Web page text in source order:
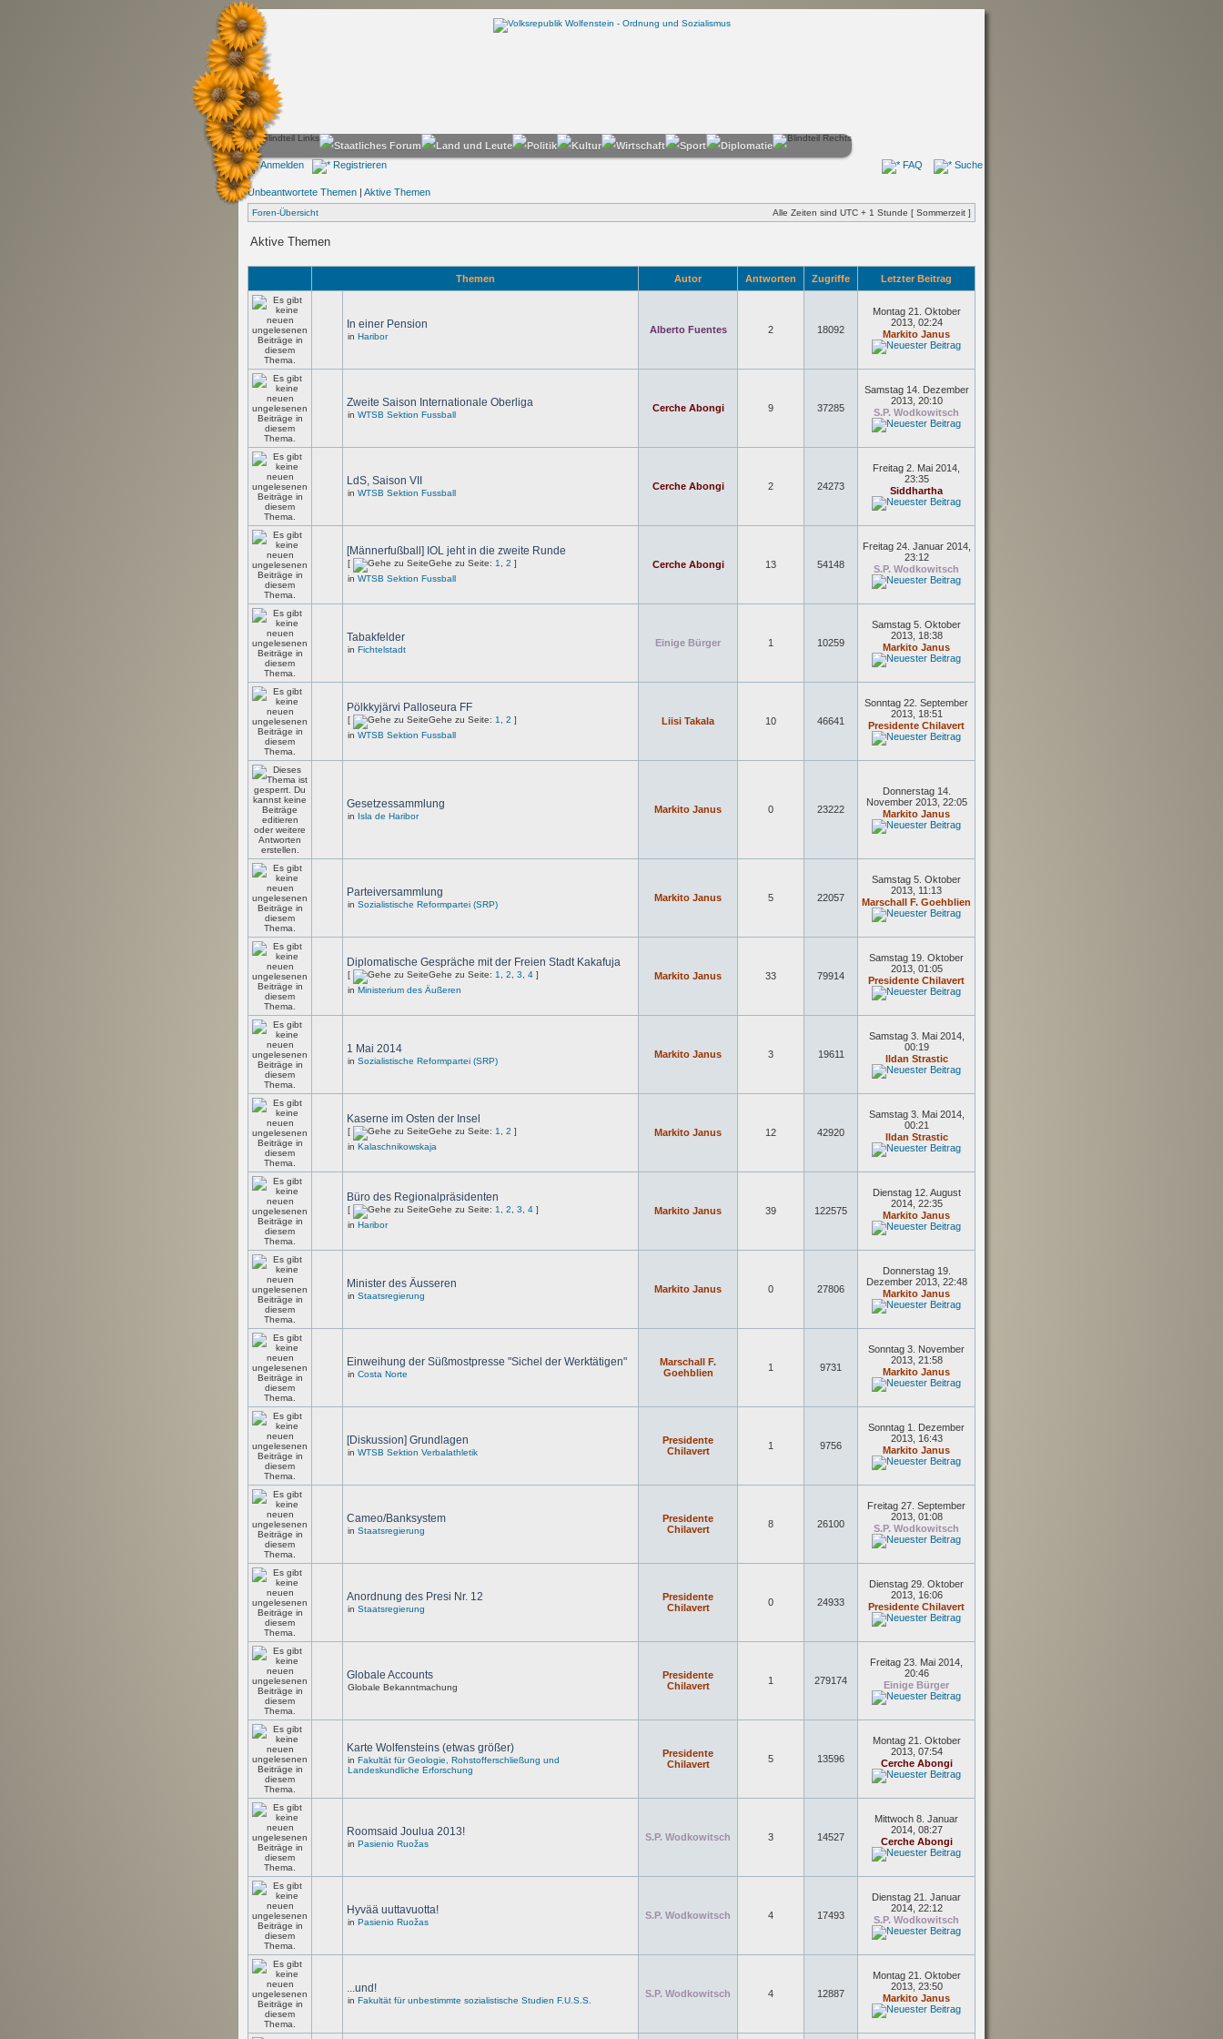
Anmelden Registrieren FAQ Suche
Unbeantwortete Themen | Aktive Themen
Foren-Übersicht Alle Zeiten sind UTC + 1 Stunde [ Sommerzeit ]
Aktive Themen
Themen Autor Antworten Zugriffe Letzter Beitrag
In einer Pension
in Haribor
Alberto Fuentes 2 18092
Montag 21. Oktober
2013, 02:24
Markito Janus
Zweite Saison Internationale Oberliga
in WTSB Sektion Fussball
Cerche Abongi 9 37285
Samstag 14. Dezember
2013, 20:10
S.P. Wodkowitsch
LdS, Saison VII
in WTSB Sektion Fussball
Cerche Abongi 2 24273
Freitag 2. Mai 2014,
23:35
Siddhartha
[Männerfußball] IOL jeht in die zweite Runde
[ Gehe zu Seite: 1 2 ]
in WTSB Sektion Fussball
Cerche Abongi 13 54148
Freitag 24. Januar 2014,
23:12
S.P. Wodkowitsch
Tabakfelder
in Fichtelstadt
Einige Bürger 1 10259
Samstag 5. Oktober
2013, 18:38
Markito Janus
Pölkkyjärvi Palloseura FF
[ Gehe zu Seite: 1 2 ]
in WTSB Sektion Fussball
Liisi Takala 10 46641
Sonntag 22. September
2013, 18:51
Presidente Chilavert
Gesetzessammlung
in Isla de Haribor
Markito Janus 0 23222
Donnerstag 14.
November 2013, 22:05
Markito Janus
Parteiversammlung
in Sozialistische Reformpartei (SRP)
Markito Janus 5 22057
Samstag 5. Oktober
2013, 11:13
Marschall F. Goehblien
Diplomatische Gespräche mit der Freien Stadt Kakafuja
[ Gehe zu Seite: 1 2 3 4 ]
in Ministerium des Äußeren
Markito Janus 33 79914
Samstag 19. Oktober
2013, 01:05
Presidente Chilavert
1 Mai 2014
in Sozialistische Reformpartei (SRP)
Markito Janus 3 19611
Samstag 3. Mai 2014,
00:19
Ildan Strastic
Kaserne im Osten der Insel
[ Gehe zu Seite: 1 2 ]
in Kalaschnikowskaja
Markito Janus 12 42920
Samstag 3. Mai 2014,
00:21
Ildan Strastic
Büro des Regionalpräsidenten
[ Gehe zu Seite: 1 2 3 4 ]
in Haribor
Markito Janus 39 122575
Dienstag 12. August
2014, 22:35
Markito Janus
Minister des Äusseren
in Staatsregierung
Markito Janus 0 27806
Donnerstag 19.
Dezember 2013, 22:48
Markito Janus
Einweihung der Süßmostpresse "Sichel der Werktätigen"
in Costa Norte
Marschall F.
Goehblien
1 9731
Sonntag 3. November
2013, 21:58
Markito Janus
[Diskussion] Grundlagen
in WTSB Sektion Verbalathletik
Presidente
Chilavert
1 9756
Sonntag 1. Dezember
2013, 16:43
Markito Janus
Cameo/Banksystem
in Staatsregierung
Presidente
Chilavert
8 26100
Freitag 27. September
2013, 01:08
S.P. Wodkowitsch
Anordnung des Presi Nr. 12
in Staatsregierung
Presidente
Chilavert
0 24933
Dienstag 29. Oktober
2013, 16:06
Presidente Chilavert
Globale Accounts
Globale Bekanntmachung
Presidente
Chilavert
1 279174
Freitag 23. Mai 2014,
20:46
Einige Bürger
Karte Wolfensteins (etwas größer)
in Fakultät für Geologie, Rohstofferschließung und
Landeskundliche Erforschung
Presidente
Chilavert
5 13596
Montag 21. Oktober
2013, 07:54
Cerche Abongi
Roomsaid Joulua 2013!
in Pasienio Ruožas
S.P. Wodkowitsch 3 14527
Mittwoch 8. Januar
2014, 08:27
Cerche Abongi
Hyvää uuttavuotta!
in Pasienio Ruožas
S.P. Wodkowitsch 4 17493
Dienstag 21. Januar
2014, 22:12
S.P. Wodkowitsch
...und!
in Fakultät für unbestimmte sozialistische Studien F.U.S.S.
S.P. Wodkowitsch 4 12887
Montag 21. Oktober
2013, 23:50
Markito Janus